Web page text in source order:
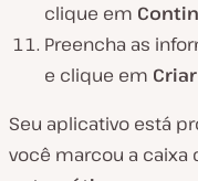
clique em
Preencha as
e clique em
Seu aplicativo está
você marcou a caixa